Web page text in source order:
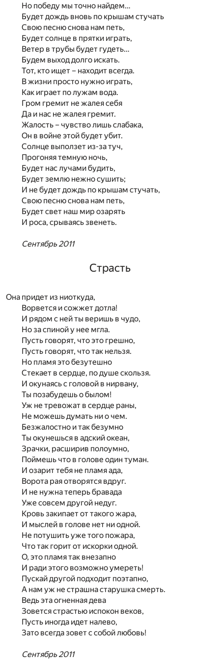
Но победу мы точно найдем…
Будет дождь вновь по крышам стучать
Свою песню снова нам петь,
Будет солнце в прятки играть,
Ветер в трубы будет гудеть…
Будем выход долго искать.
Тот, кто ищет – находит всегда.
В жизни просто нужно играть,
Как играет по лужам вода.
Гром гремит не жалея себя
Да и нас не жалея гремит.
Жалость – чувство лишь слабака,
Он в войне этой будет убит.
Солнце выползет из-за туч,
Прогоняя темную ночь,
Будет нас лучами будить,
Будет землю нежно сушить;
И не будет дождь по крышам стучать,
Свою песню снова нам петь,
Будет свет наш мир озарять
И роса, срываясь звенеть.
Сентябрь 2011
Страсть
Она придет из ниоткуда,
Ворвется и сожжет дотла!
И рядом с ней ты веришь в чудо,
Но за спиной у нее мгла.
Пусть говорят, что это грешно,
Пусть говорят, что так нельзя.
Но пламя это безутешно
Стекает в сердце, по душе скользя.
И окунаясь с головой в нирвану,
Ты позабудешь о былом!
Уж не тревожат в сердце раны,
Не можешь думать ни о чем.
Безжалостно и так безумно
Ты окунешься в адский океан,
Зрачки, расширив полоумно,
Поймешь что в голове один туман.
И озарит тебя не пламя ада,
Ворота рая отворятся вдруг.
И не нужна теперь бравада
Уже совсем другой недуг.
Кровь закипает от такого жара,
И мыслей в голове нет ни одной.
Не потушить уже того пожара,
Что так горит от искорки одной.
О, это пламя так внезапно
И ради этого возможно умереть!
Пускай другой подходит поэтапно,
А нам уж не страшна старушка смерть.
Ведь эта огненная дева
Зовется страстью испокон веков,
Пусть иногда идет налево,
Зато всегда зовет с собой любовь!
Сентябрь 2011